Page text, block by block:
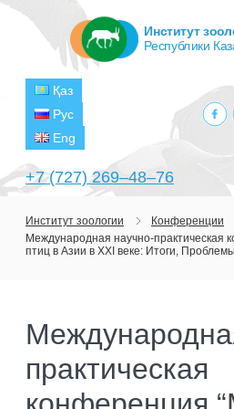
+7 (727) 269‒48‒76
Қаз
Рус
Eng
Институт
Республики
ГЛАВНАЯ
РУКОВОДСТВО
СТРУКТУРА
ПОДРАЗДЕЛЕНИЯ
ЛАБОРАТОРИЯ
НАУЧНО-
ПРОЕКТЫ
ТЕКУЩИЕ ПРОЕКТЫ
Институт зоологии
Конференции
Международная научно-практическая
птиц в Азии в XXI веке: Итоги,
практическая